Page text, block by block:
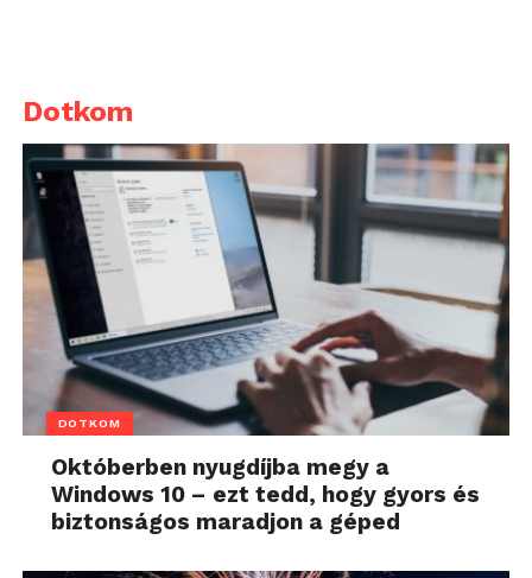
Dotkom
DOTKOM
Októberben nyugdíjba megy a
Windows 10 – ezt tedd, hogy gyors és
biztonságos maradjon a géped